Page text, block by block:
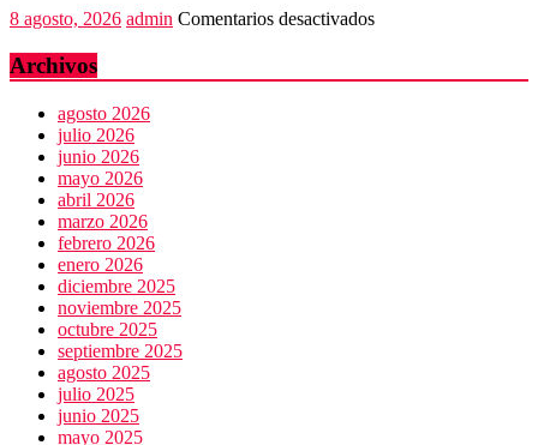
de
8 agosto, 2026 admin Comentarios desactivadosen
en
Archivos
agosto 2026
julio 2026
junio 2026
mayo 2026
abril 2026
marzo 2026
febrero 2026
enero 2026
diciembre 2025
noviembre 2025
octubre 2025
septiembre 2025
agosto 2025
julio 2025
junio 2025
mayo 2025